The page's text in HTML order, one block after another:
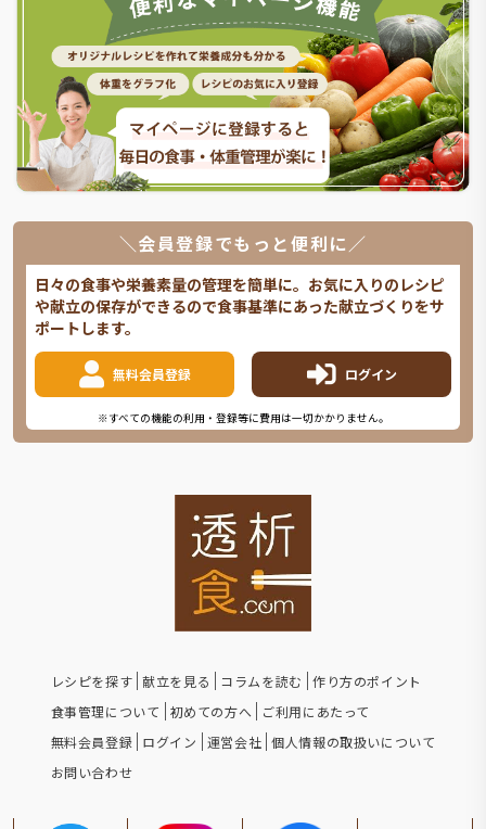
＼会員登録でもっと便利に／
日々の食事や栄養素量の管理を簡単に。お気に入りのレシピ
や献立の保存ができるので食事基準にあった献立づくりをサ
ポートします。
無料会員登録 ログイン
※すべての機能の利用・登録等に費用は一切かかりません。
レシピを探す 献立を見る コラムを読む
作り方のポイント
食事管理について
初めての方へ
ご利用にあたって
無料会員登録 ログイン 運営会社 個人情報の取扱いについて
お問い合わせ